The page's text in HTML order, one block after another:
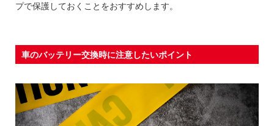
プで保護しておくことをおすすめします。
車のバッテリー交換時に注意したいポイント